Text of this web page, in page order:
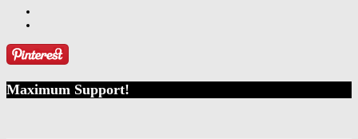
Maximum Support!